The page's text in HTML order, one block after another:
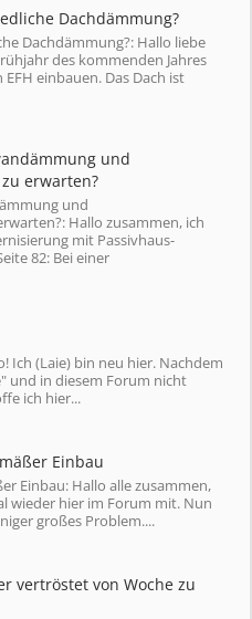
Dachdämmung?
Dachdämmung?: Hallo liebe
des kommenden Jahres
einbauen. Das Dach ist
und
erwarten?
und
Hallo zusammen, ich
mit Passivhaus-
82: Bei einer
Ich (Laie) bin neu hier. Nachdem
und in diesem Forum nicht
ich hier...
Einbau
Einbau: Hallo alle zusammen,
wieder hier im Forum mit. Nun
großes Problem....
vertröstet von Woche zu